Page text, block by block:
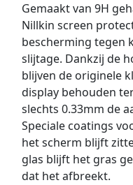
Gemaakt van 9H
Nillkin screen
bescherming tegen
slijtage. Dankzij de
blijven de originele
display behouden
slechts 0.33mm de
Speciale coatings
het scherm blijft
glas blijft het gras
dat het afbreekt.